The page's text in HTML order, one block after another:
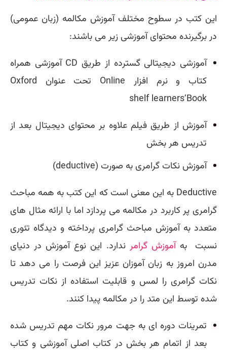
این کتب در سطوح مختلف آموزش مکالمه (زبان عمومی)
در برگیرنده محتوای آموزشی زیر می باشند:
آموزشی دیجیتالی گسترده از طریق CD آموزشی همراه
کتاب و نرم افزار Online تحت عنوان
Oxford
learners’Book
shelf
آموزش از طریق فیلم علاوه بر محتوای دیجیتال بعد از
تدریس هر بخش
آموزش نکات گرامری به صورت (deductive)
Deductive به این معنی است که این کتب به همه مباحث
گرامری پر کاربرد در مکالمه می پردازد اما با ارائه مثال های
متعدد به آموزش مباحث گرامری پرداخته و دیدگاه تئوری
نسبت بهآموزش گرامر ندارد. این نوع آموزش در دنیای
مدرن امروز به زبان آموزان عزیز این فرصت را می دهد تا
نکات گرامری را لمس و قابلیت استفاده از نکات تدریس
شده توسط این متد را در مکالمه پیدا کنند.
تمرینات دوره ای به جهت مرور نکات مهم تدریس شده
بعد از اتمام هر بخش در کتاب اصلی آموزشی و کتاب